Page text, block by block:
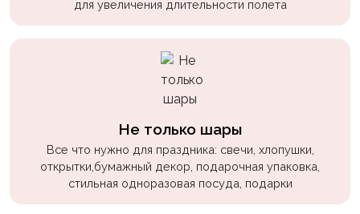
для увеличения длительности полета
Не только шары
Все что нужно для праздника: свечи, хлопушки,
открытки,бумажный декор, подарочная упаковка,
стильная одноразовая посуда, подарки
Ферма